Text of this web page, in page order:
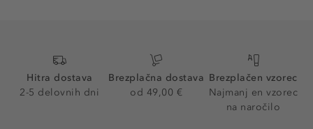
Hitra dostava
2-5 delovnih dni
Brezplačna dostava
od 49,00 €
Brezplačen vzorec
Najmanj en vzorec
na naročilo